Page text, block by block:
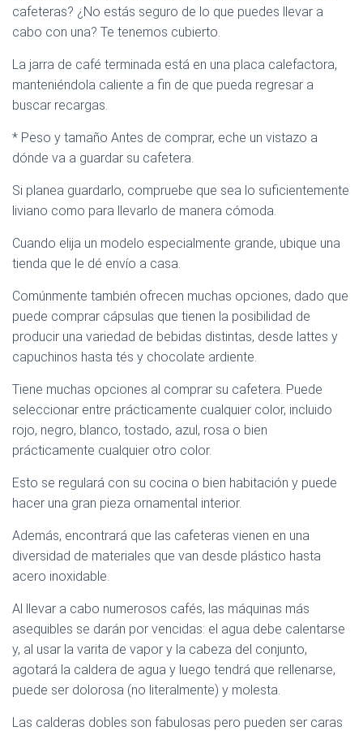
cafeteras? ¿No estás seguro de lo que puedes llevar a
cabo con una? Te tenemos cubierto.
La jarra de café terminada está en una placa calefactora,
manteniéndola caliente a fin de que pueda regresar a
buscar recargas.
* Peso y tamaño Antes de comprar, eche un vistazo a
dónde va a guardar su cafetera.
Si planea guardarlo, compruebe que sea lo suficientemente
liviano como para llevarlo de manera cómoda.
Cuando elija un modelo especialmente grande, ubique una
tienda que le dé envío a casa.
Comúnmente también ofrecen muchas opciones, dado que
puede comprar cápsulas que tienen la posibilidad de
producir una variedad de bebidas distintas, desde lattes y
capuchinos hasta tés y chocolate ardiente.
Tiene muchas opciones al comprar su cafetera. Puede
seleccionar entre prácticamente cualquier color, incluido
rojo, negro, blanco, tostado, azul, rosa o bien
prácticamente cualquier otro color.
Esto se regulará con su cocina o bien habitación y puede
hacer una gran pieza ornamental interior.
Además, encontrará que las cafeteras vienen en una
diversidad de materiales que van desde plástico hasta
acero inoxidable.
Al llevar a cabo numerosos cafés, las máquinas más
asequibles se darán por vencidas: el agua debe calentarse
y, al usar la varita de vapor y la cabeza del conjunto,
agotará la caldera de agua y luego tendrá que rellenarse,
puede ser dolorosa (no literalmente) y molesta.
Las calderas dobles son fabulosas pero pueden ser caras